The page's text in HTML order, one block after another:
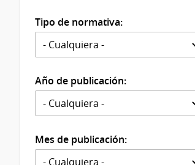
Tipo de normativa:
Año de publicación:
Mes de publicación: